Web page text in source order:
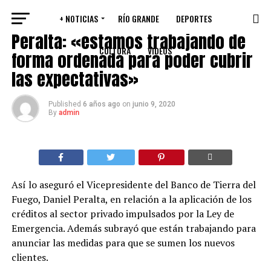
+ NOTICIAS RÍO GRANDE DEPORTES
CULTURA VIDEOS
PROVINCIALES
Peralta: «estamos trabajando de
forma ordenada para poder cubrir
las expectativas»
Published 6 años ago on junio 9, 2020
By admin
Así lo aseguró el Vicepresidente del Banco de Tierra del
Fuego, Daniel Peralta, en relación a la aplicación de los
créditos al sector privado impulsados por la Ley de
Emergencia. Además subrayó que están trabajando para
anunciar las medidas para que se sumen los nuevos
clientes.